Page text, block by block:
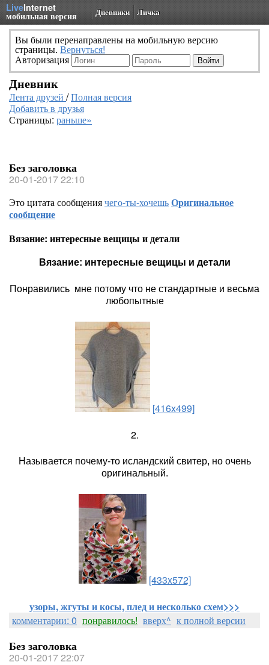
LiveInternet
мобильная версия Дневники Личка
Вы были перенаправлены на мобильную версию
страницы. Вернуться!
Авторизация
Дневник
Лента друзей /Полная версия
Добавить в друзья
Страницы: раньше»
Без заголовка
20-01-2017 22:10
Это цитата сообщениячего-ты-хочешьОригинальное
сообщение
Вязание: интересные вещицы и детали
Вязание: интересные вещицы и детали
Понравились мне потому что не стандартные и весьма
любопытные
[416x499]
2.
Называется почему-то исландский свитер, но очень
оригинальный.
[433x572]
узоры, жгуты и косы, плед и несколько схем>>>
комментарии: 0 понравилось! вверх^ к полной версии
Без заголовка
20-01-2017 22:07